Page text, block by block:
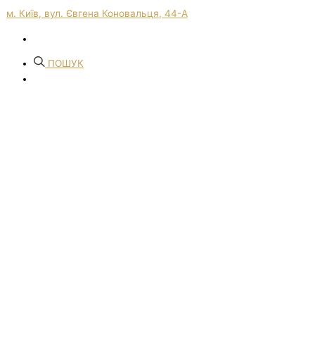
м. Київ, вул. Євгена Коновальця, 44-А
ПОШУК